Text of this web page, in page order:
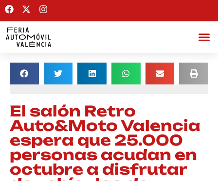
El salón Retro
Auto&Moto Valencia
espera que 25.000
personas acudan en
octubre a disfrutar